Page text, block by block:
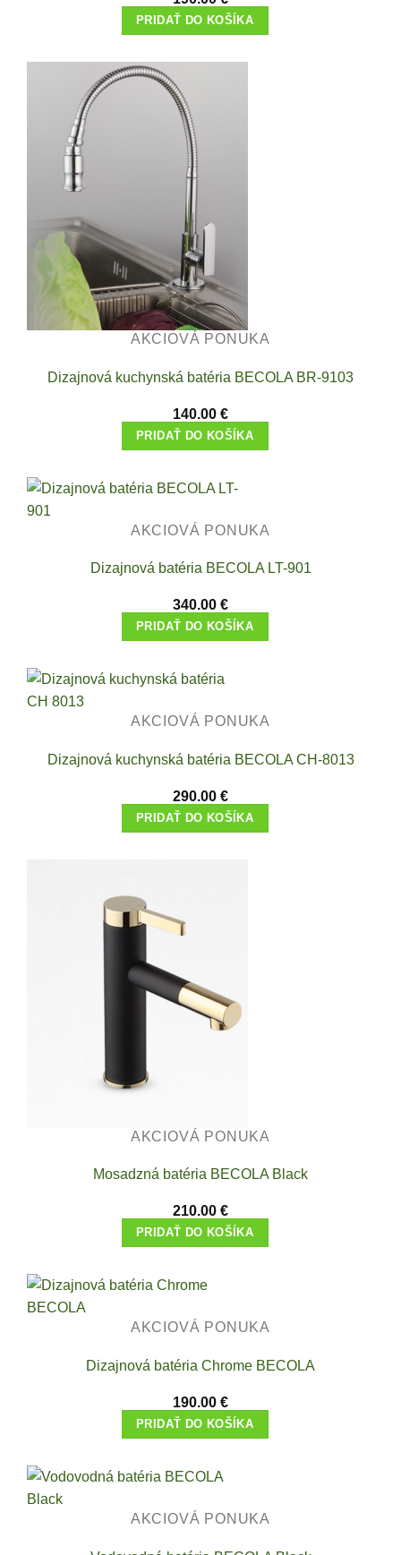
PRIDAŤ DO KOŠÍKA
AKCIOVÁ PONUKA
Dizajnová kuchynská batéria BECOLA BR-9103
140.00 €
PRIDAŤ DO KOŠÍKA
AKCIOVÁ PONUKA
Dizajnová batéria BECOLA LT-901
340.00 €
PRIDAŤ DO KOŠÍKA
AKCIOVÁ PONUKA
Dizajnová kuchynská batéria BECOLA CH-8013
290.00 €
PRIDAŤ DO KOŠÍKA
AKCIOVÁ PONUKA
Mosadzná batéria BECOLA Black
210.00 €
PRIDAŤ DO KOŠÍKA
AKCIOVÁ PONUKA
Dizajnová batéria Chrome BECOLA
190.00 €
PRIDAŤ DO KOŠÍKA
AKCIOVÁ PONUKA